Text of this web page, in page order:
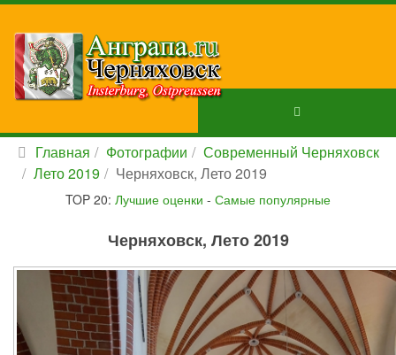
Главная Фотографии
Современный Черняховск
Лето 2019
Черняховск, Лето 2019
TOP 20: Лучшие оценки - Самые популярные
Черняховск, Лето 2019